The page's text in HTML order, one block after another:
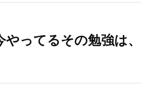
やってるその勉強は